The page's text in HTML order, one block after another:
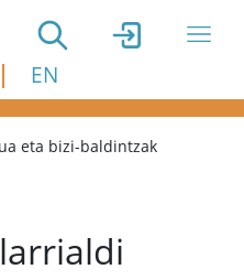
EN
eta bizi-baldintzak